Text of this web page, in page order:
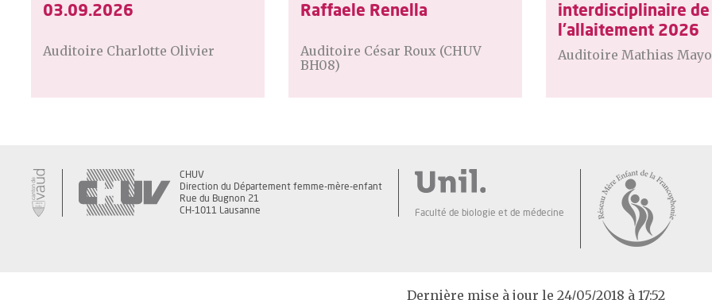
03.09.2026
Auditoire Charlotte Olivier
Raffaele Renella
Auditoire César Roux (CHUV
BH08)
interdisciplinaire de
l'allaitement 2026
Auditoire Mathias
CHUV
Direction du Département femme-mère-enfant
Rue du Bugnon 21
CH-1011 Lausanne
Faculté de biologie et de médecine
Dernière mise à jour le 24/05/2018 à 17:52